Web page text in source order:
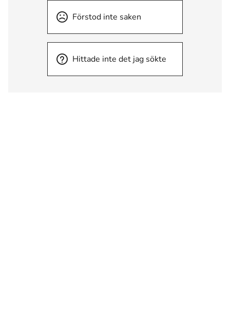
Förstod inte saken
Hittade inte det jag sökte